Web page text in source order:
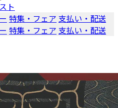
ト
特集・フェア 支払い・配送
特集・フェア 支払い・配送